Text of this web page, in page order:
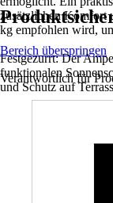
zusätzlichen Komfort
kg empfohlen wird,
Festgezurrt: Der
funktionalen
und Schutz auf
Bereich überspringen
Verantwortlich für